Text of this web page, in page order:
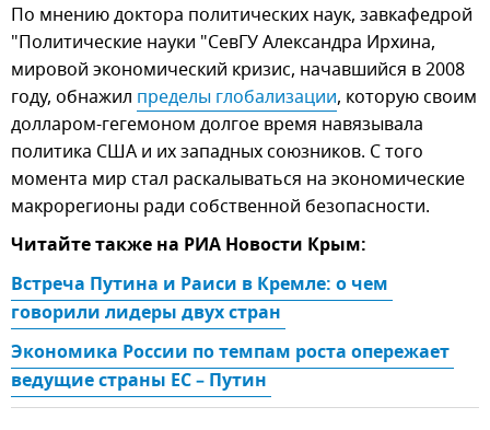
По мнению доктора политических наук, завкафедрой
"Политические науки "СевГУ Александра Ирхина,
мировой экономический кризис, начавшийся в 2008
году, обнажил пределы глобализации, которую своим
долларом-гегемоном долгое время навязывала
политика США и их западных союзников. С того
момента мир стал раскалываться на экономические
макрорегионы ради собственной безопасности.
Читайте также на РИА Новости Крым:
Встреча Путина и Раиси в Кремле: о чем
говорили лидеры двух стран
Экономика России по темпам роста опережает
ведущие страны ЕС – Путин